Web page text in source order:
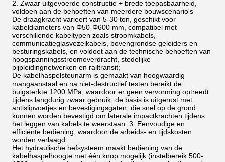
2. Zwaar uitgevoerde constructie + brede toepasbaarheid,
voldoen aan de behoeften van meerdere bouwscenario's
De draagkracht varieert van 5-30 ton, geschikt voor
kabeldiameters van Φ50-Φ600 mm, compatibel met
verschillende kabeltypen zoals stroomkabels,
communicatieglasvezelkabels, bovengrondse geleiders en
besturingskabels, en voldoet aan de technische behoeften van
hoogspanningsstroomoverdracht, stedelijke
pijpleidingnetwerken en railtransit;
De kabelhaspelsteunarm is gemaakt van hoogwaardig
mangaanstaal en na niet-destructief testen bereikt de
buigsterkte 1200 MPa, waardoor er geen vervorming optreedt
tijdens langdurig zwaar gebruik; de basis is uitgerust met
antislipvoetjes en bevestigingsgaten, die snel op de grond
kunnen worden bevestigd om laterale impactkrachten tijdens
het leggen van kabels te weerstaan. 3. Eenvoudige en
efficiënte bediening, waardoor de arbeids- en tijdskosten
worden verlaagd
Het hydraulische hefsysteem maakt bediening van de
kabelhaspelhoogte met één knop mogelijk (instelbereik 500-